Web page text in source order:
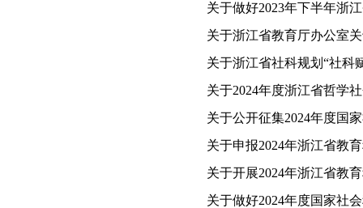
关于做好2023年下半年浙
关于浙江省教育厅办公室
关于浙江省社科规划“社科
关于2024年度浙江省哲学
关于公开征集2024年度国
关于申报2024年浙江省教
关于开展2024年浙江省教
关于做好2024年度国家社